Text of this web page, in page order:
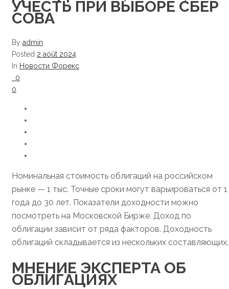
УЧЕСТЬ ПРИ ВЫБОРЕ СБЕР
СОВА
By admin
Posted 2 août 2024
In Новости Форекс
0
0
Номинальная стоимость облигаций на российском
рынке — 1 тыс. Точные сроки могут варьироваться от 1
года до 30 лет. Показатели доходности можно
посмотреть на Московской Бирже. Доход по
облигации зависит от ряда факторов. Доходность
облигаций складывается из нескольких составляющих.
МНЕНИЕ ЭКСПЕРТА ОБ
ОБЛИГАЦИЯХ